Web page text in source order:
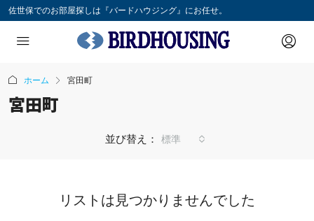
佐世保でのお部屋探しは『バードハウジング』にお任せ。
ホーム 宮田町
宮田町
並び替え： 標準
リストは見つかりませんでした